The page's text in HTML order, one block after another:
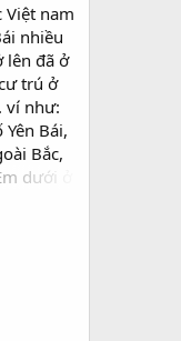
Việt nam
nhiều
lên đã ở
trú ở
ví như:
Bái,
Bắc,
dưới ở